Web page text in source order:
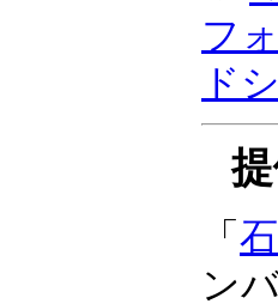
感
『
期
け
▼
フ